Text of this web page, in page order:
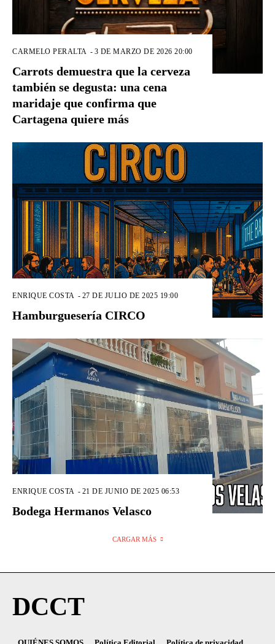
CARMELO PERALTA - 3 DE MARZO DE 2026 20:00
Carrots demuestra que la cerveza
también se degusta: una cena
maridaje que confirma que
Cartagena quiere más
ENRIQUE COSTA - 27 DE JULIO DE 2025 19:00
Hamburguesería CIRCO
ENRIQUE COSTA - 21 DE JUNIO DE 2025 06:53
Bodega Hermanos Velasco
CARGAR MÁS
DCCT